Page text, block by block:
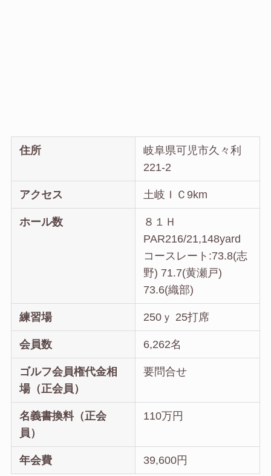
住所
岐阜県可児市久々利
221-2
アクセス 土岐ＩＣ9km
ホール数
８１Ｈ
PAR216/21,148yard
コースレート:73.8(志
野) 71.7(黄瀬戸)
73.6(織部)
練習場 250ｙ 25打席
会員数 6,262名
ゴルフ会員権代金相
場（正会員）
要問合せ
名義書換料（正会
員）
110万円
年会費 39,600円